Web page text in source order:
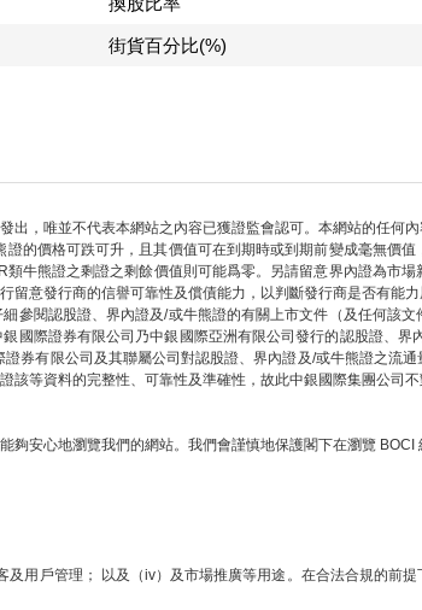
街貨百分比(%)
，唯並不代表本網站之內容已獲證監會認可。本網站的任何
的價格可跌可升，且其價值可在到期時或到期前變成毫無價
牛熊證之剩證之剩餘價值則可能爲零。另請留意界內證為市
意發行商的信譽可靠性及償債能力，以判斷發行商是否有能
參閱認股證、界內證及/或牛熊證的有關上市文件（及任何該
國際證券有限公司乃中銀國際亞洲有限公司發行的認股證、
券有限公司及其聯屬公司對認股證、界內證及/或牛熊證之流
等資料的完整性、可靠性及準確性，故此中銀國際集團公司
安心地瀏覽我們的網站。我們會謹慎地保護閣下在瀏覽 BOCI
用戶管理； 以及（iv）及市場推廣等用途。在合法合規的前